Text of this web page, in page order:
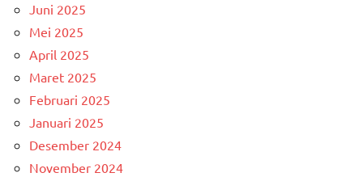
Juni 2025
Mei 2025
April 2025
Maret 2025
Februari 2025
Januari 2025
Desember 2024
November 2024